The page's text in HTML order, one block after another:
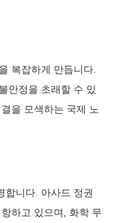
복잡하게 만듭니다.
안정을 초래할 수 있
을 모색하는 국제 노
합니다. 아사드 정권
하고 있으며, 화학 무